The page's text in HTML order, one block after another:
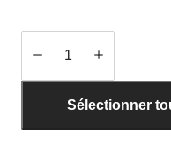
Quantité
Sélectionner